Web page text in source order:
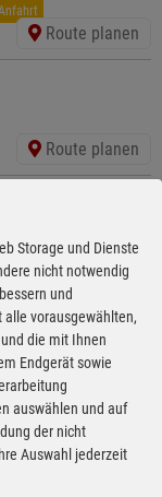
Route planen
Route planen
Herongen
Route planen
Route planen
GmbH
Storage und Dienste
nicht notwendig
und
vorausgewählten,
die mit Ihnen
Endgerät sowie
auswählen und auf
der nicht
Auswahl jederzeit